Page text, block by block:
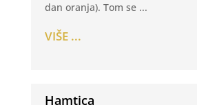
dan oranja). Tom se ...
VIŠE ...
Hamtica